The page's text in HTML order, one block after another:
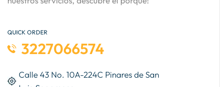
QUICK ORDER
3227066574
Calle 43 No. 10A-224C Pinares de San